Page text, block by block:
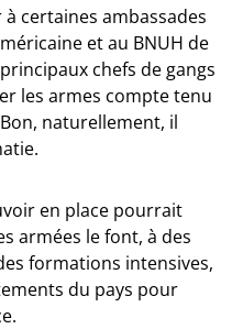
certaines ambassades
et au BNUH de
chefs de gangs
les armes compte tenu
naturellement, il
en place pourrait
armées le font, à des
formations intensives,
du pays pour